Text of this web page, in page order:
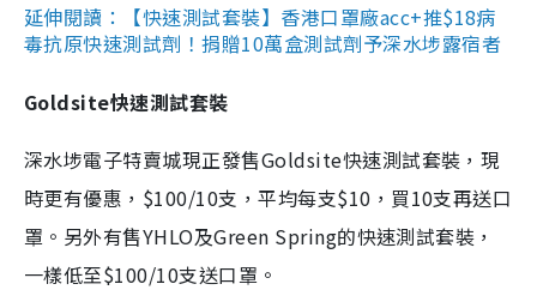
延伸閱讀：【快速測試套裝】香港口罩廠acc+推$18病
毒抗原快速測試劑！捐贈10萬盒測試劑予深水埗露宿者
Goldsite快速測試套裝
深水埗電子特賣城現正發售Goldsite快速測試套裝，現
時更有優惠，$100/10支，平均每支$10，買10支再送口
罩。另外有售YHLO及Green Spring的快速測試套裝，
一樣低至$100/10支送口罩。